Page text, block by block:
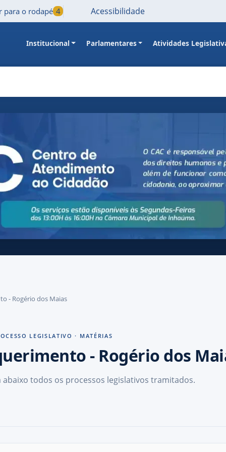
para o rodapé 4 Acessibilidade
Institucional Parlamentares Atividades
- Rogério dos Maias
LEGISLATIVO · MATÉRIAS
- Rogério dos
abaixo todos os processos legislativos tramitados.